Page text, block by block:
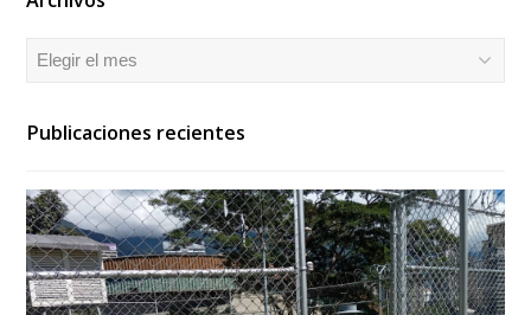
Archivos
Publicaciones recientes